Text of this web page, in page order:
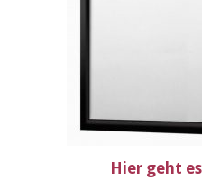
Hier geht